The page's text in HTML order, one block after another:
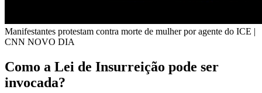
Manifestantes protestam contra morte de mulher por agente do ICE |
CNN NOVO DIA
Como a Lei de Insurreição pode ser
invocada?